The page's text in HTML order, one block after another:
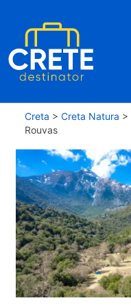
Creta > Creta Natura >
Rouvas